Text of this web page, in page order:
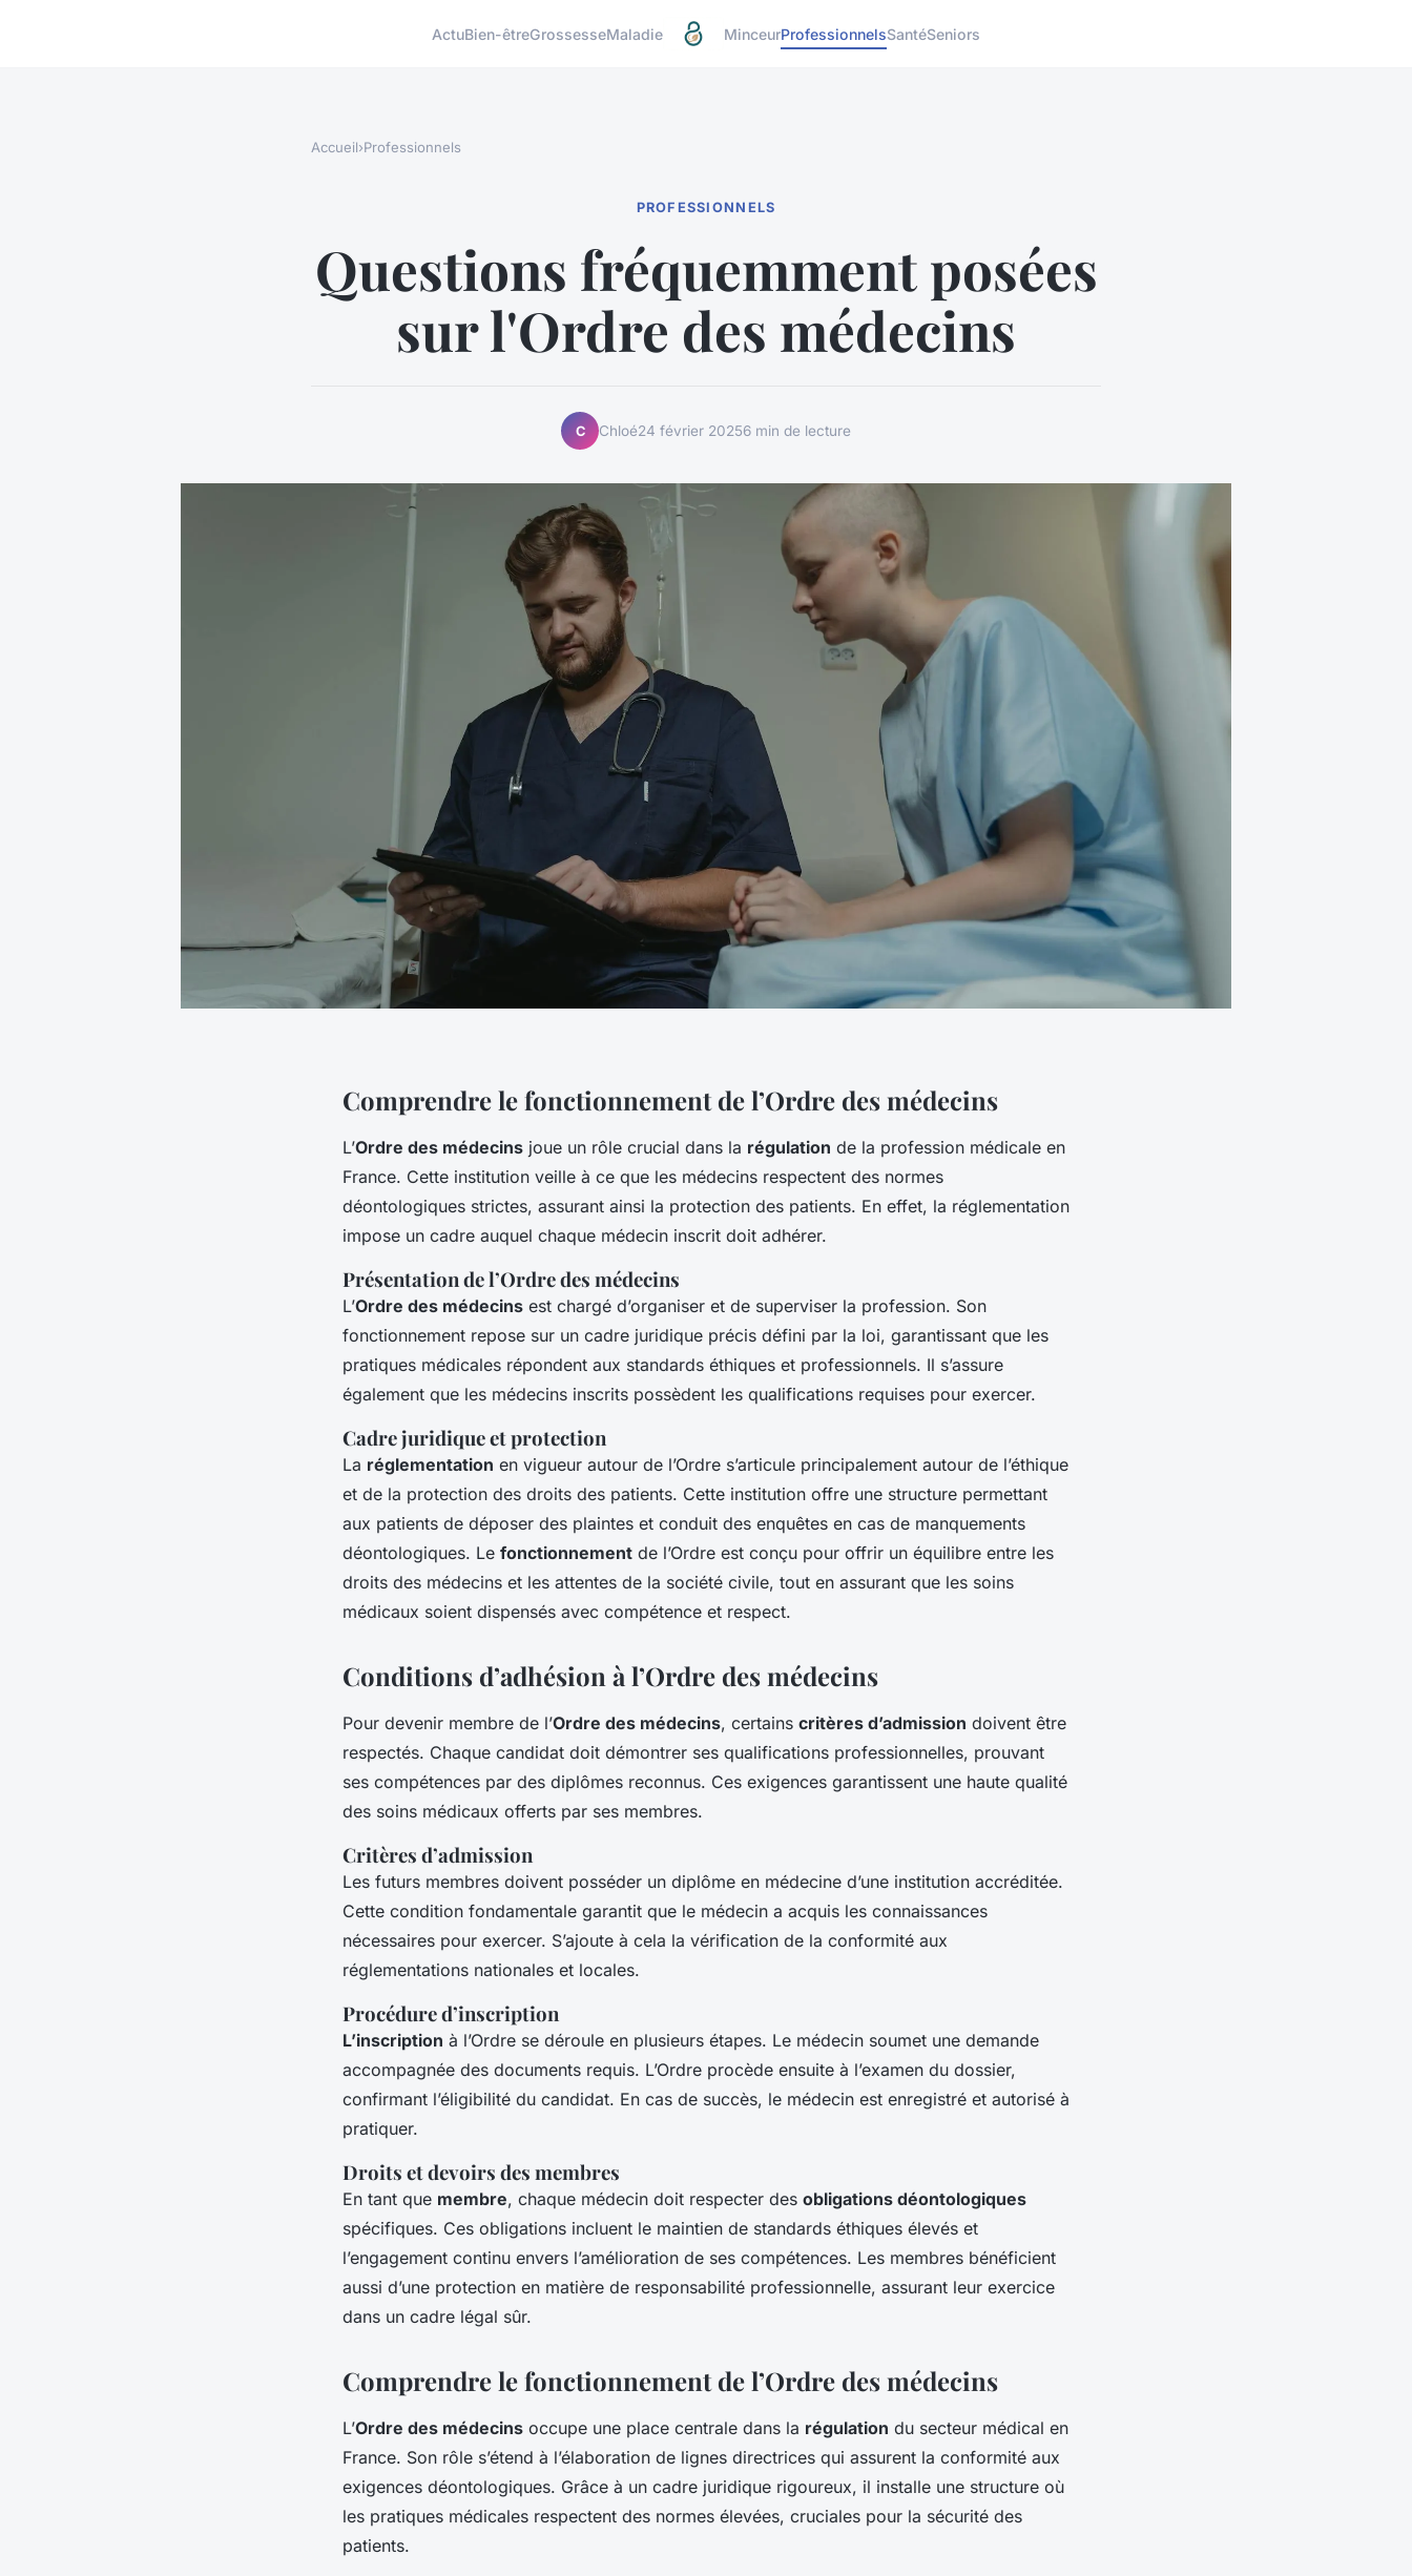
ActuBien-êtreGrossesseMaladie MinceurProfessionnelsSantéSeniors
Accueil›Professionnels
PROFESSIONNELS
Questions fréquemment posées
sur l'Ordre des médecins
C Chloé24 février 20256 min de lecture
Comprendre le fonctionnement de l’Ordre des médecins
L’Ordre des médecins joue un rôle crucial dans la régulation de la profession médicale en
France. Cette institution veille à ce que les médecins respectent des normes
déontologiques strictes, assurant ainsi la protection des patients. En effet, la réglementation
impose un cadre auquel chaque médecin inscrit doit adhérer.
Présentation de l’Ordre des médecins
L’Ordre des médecins est chargé d’organiser et de superviser la profession. Son
fonctionnement repose sur un cadre juridique précis défini par la loi, garantissant que les
pratiques médicales répondent aux standards éthiques et professionnels. Il s’assure
également que les médecins inscrits possèdent les qualifications requises pour exercer.
Cadre juridique et protection
La réglementation en vigueur autour de l’Ordre s’articule principalement autour de l’éthique
et de la protection des droits des patients. Cette institution offre une structure permettant
aux patients de déposer des plaintes et conduit des enquêtes en cas de manquements
déontologiques. Le fonctionnement de l’Ordre est conçu pour offrir un équilibre entre les
droits des médecins et les attentes de la société civile, tout en assurant que les soins
médicaux soient dispensés avec compétence et respect.
Conditions d’adhésion à l’Ordre des médecins
Pour devenir membre de l’Ordre des médecins, certains critères d’admission doivent être
respectés. Chaque candidat doit démontrer ses qualifications professionnelles, prouvant
ses compétences par des diplômes reconnus. Ces exigences garantissent une haute qualité
des soins médicaux offerts par ses membres.
Critères d’admission
Les futurs membres doivent posséder un diplôme en médecine d’une institution accréditée.
Cette condition fondamentale garantit que le médecin a acquis les connaissances
nécessaires pour exercer. S’ajoute à cela la vérification de la conformité aux
réglementations nationales et locales.
Procédure d’inscription
L’inscription à l’Ordre se déroule en plusieurs étapes. Le médecin soumet une demande
accompagnée des documents requis. L’Ordre procède ensuite à l’examen du dossier,
confirmant l’éligibilité du candidat. En cas de succès, le médecin est enregistré et autorisé à
pratiquer.
Droits et devoirs des membres
En tant que membre, chaque médecin doit respecter des obligations déontologiques
spécifiques. Ces obligations incluent le maintien de standards éthiques élevés et
l’engagement continu envers l’amélioration de ses compétences. Les membres bénéficient
aussi d’une protection en matière de responsabilité professionnelle, assurant leur exercice
dans un cadre légal sûr.
Comprendre le fonctionnement de l’Ordre des médecins
L’Ordre des médecins occupe une place centrale dans la régulation du secteur médical en
France. Son rôle s’étend à l’élaboration de lignes directrices qui assurent la conformité aux
exigences déontologiques. Grâce à un cadre juridique rigoureux, il installe une structure où
les pratiques médicales respectent des normes élevées, cruciales pour la sécurité des
patients.